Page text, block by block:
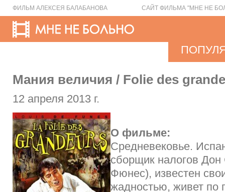
ФИЛЬМ АЛЕКСЕЯ БАЛАБАНОВА САЙТ ФИЛЬМА "МНЕ НЕ
Мания величия / Folie des
12 апреля 2013 г.
О фильме:
Средневековье.
сборщик налогов
Фюнес), известен
жадностью, живет по